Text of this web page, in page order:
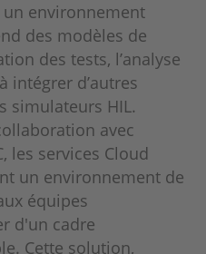
un environnement
des modèles de
des tests, l’analyse
intégrer d’autres
simulateurs HIL.
avec
les services Cloud
un environnement de
équipes
d'un cadre
Cette solution,